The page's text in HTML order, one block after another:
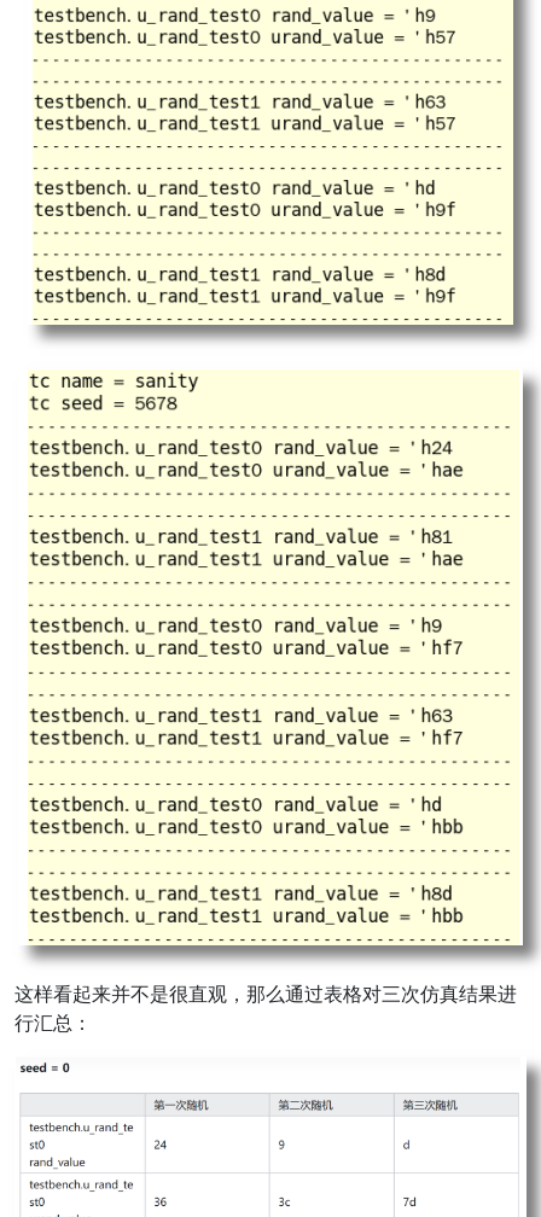
这样看起来并不是很直观，那么通过表格对三次仿真结果进
行汇总：